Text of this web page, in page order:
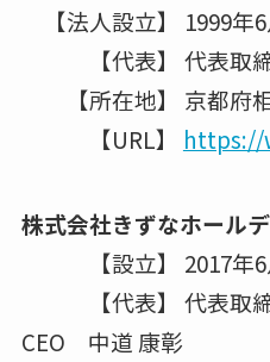
【法人設立】 1999年6
【代表】 代表取
【所在地】 京都府
【URL】 https://
株式会社きずなホール
【設立】 2017年6
【代表】 代表取締
CEO 中道 康彰